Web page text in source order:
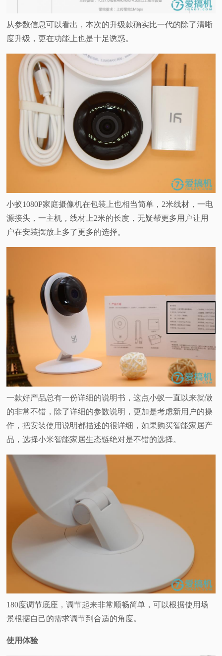
从参数信息可以看出，本次的升级款确实比一代的除了清晰
度升级，更在功能上也是十足诱惑。
小蚁1080P家庭摄像机在包装上也相当简单，2米线材，一电
源接头，一主机，线材上2米的长度，无疑帮更多用户让用
户在安装摆放上多了更多的选择。
一款好产品总有一份详细的说明书，这点小蚁一直以来就做
的非常不错，除了详细的参数说明，更加是考虑新用户的操
作，把安装使用说明都描述的很详细，如果购买智能家居产
品，选择小米智能家居生态链绝对是不错的选择。
180度调节底座，调节起来非常顺畅简单，可以根据使用场
景根据自己的需求调节到合适的角度。
使用体验